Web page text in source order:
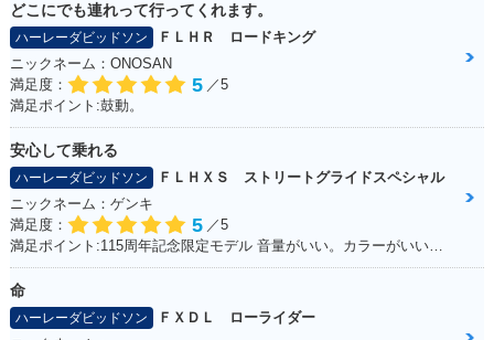
どこにでも連れって行ってくれます。
ハーレーダビッドソン
ＦＬＨＲ ロードキング
ニックネーム：ONOSAN
満足度：
5 ／5
満足ポイント:鼓動。
安心して乗れる
ハーレーダビッドソン
ＦＬＨＸＳ ストリートグライドスペシャル
ニックネーム：ゲンキ
満足度：
5 ／5
満足ポイント:115周年記念限定モデル 音量がいい。カラーがいい！カムを交換している。音が良くなった。 外観をいじってカスタムしていきたい。
命
ハーレーダビッドソン
ＦＸＤＬ ローライダー